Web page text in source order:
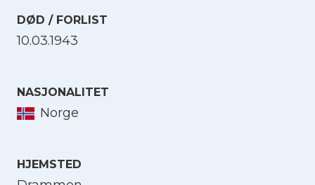
DØD / FORLIST
10.03.1943
NASJONALITET
Norge
HJEMSTED
Velg språk